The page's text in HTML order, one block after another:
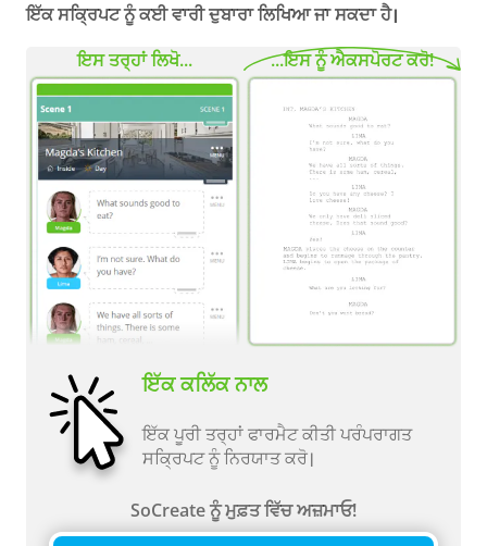
ਇੱਕ ਸਕ੍ਰਿਪਟ ਨੂੰ ਕਈ ਵਾਰੀ ਦੁਬਾਰਾ ਲਿਖਿਆ ਜਾ ਸਕਦਾ ਹੈ।
ਇੱਕ ਕਲਿੱਕ ਨਾਲ
ਇੱਕ ਪੂਰੀ ਤਰ੍ਹਾਂ ਫਾਰਮੈਟ ਕੀਤੀ ਪਰੰਪਰਾਗਤ
ਸਕ੍ਰਿਪਟ ਨੂੰ ਨਿਰਯਾਤ ਕਰੋ।
SoCreate ਨੂੰ ਮੁਫ਼ਤ ਵਿੱਚ ਅਜ਼ਮਾਓ!
ਇਸ ਤਰ੍ਹਾਂ ਲਿਖੋ... ...ਇਸ ਨੂੰ ਐਕਸਪੋਰਟ ਕਰੋ!